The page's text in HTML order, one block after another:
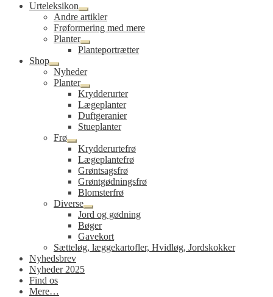
Urteleksikon
Udfold
undermenu
Andre artikler
Frøformering med mere
Planter
Udfold
undermenu
Planteportrætter
Shop
Udfold
undermenu
Nyheder
Planter
Udfold
undermenu
Krydderurter
Lægeplanter
Duftgeranier
Stueplanter
Frø
Udfold
undermenu
Krydderurtefrø
Lægeplantefrø
Grøntsagsfrø
Grøntgødningsfrø
Blomsterfrø
Diverse
Udfold
undermenu
Jord og gødning
Bøger
Gavekort
Sætteløg, læggekartofler, Hvidløg, Jordskokker
Nyhedsbrev
Nyheder 2025
Find os
Mere…